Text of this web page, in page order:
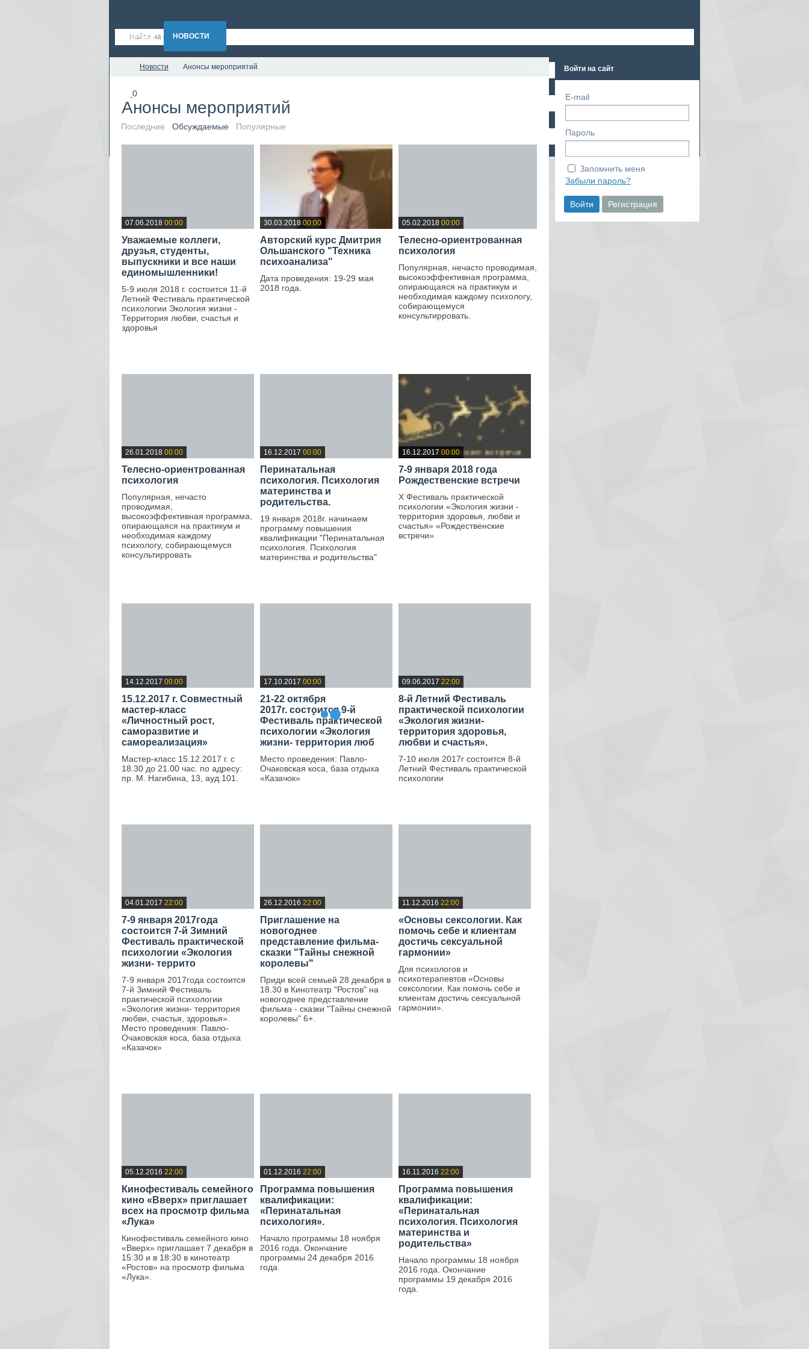
ГЛАВНАЯ НОВОСТИ
Новости Анонсы мероприятий
0
Анонсы мероприятий
Последние Обсуждаемые Популярные
07.06.2018 00:00
Уважаемые коллеги,
друзья, студенты,
выпускники и все наши
единомышленники!
5-9 июля 2018 г. состоится 11-й
Летний Фестиваль практической
психологии Экология жизни -
Территория любви, счастья и
здоровья
30.03.2018 00:00
Авторский курс Дмитрия
Ольшанского "Техника
психоанализа"
Дата проведения: 19-29 мая
2018 года.
05.02.2018 00:00
Телесно-ориентрованная
психология
Популярная, нечасто проводимая,
высокоэффективная программа,
опирающаяся на практикум и
необходимая каждому психологу,
собирающемуся
консультирровать.
26.01.2018 00:00
Телесно-ориентрованная
психология
Популярная, нечасто
проводимая,
высокоэффективная программа,
опирающаяся на практикум и
необходимая каждому
психологу, собирающемуся
консультирровать
16.12.2017 00:00
Перинатальная
психология. Психология
материнства и
родительства.
19 января 2018г. начинаем
программу повышения
квалификации "Перинатальная
психология. Психология
материнства и родительства"
16.12.2017 00:00
7-9 января 2018 года
Рождественские встречи
X Фестиваль практической
психологии «Экология жизни ‑
территория здоровья, любви и
счастья» «Рождественские
встречи»
14.12.2017 00:00
15.12.2017 г. Совместный
мастер-класс
«Личностный рост,
саморазвитие и
самореализация»
Мастер-класс 15.12.2017 г. с
18.30 до 21.00 час. по адресу:
пр. М. Нагибина, 13, ауд.101.
17.10.2017 00:00
21-22 октября
2017г. состоится 9-й
Фестиваль практической
психологии «Экология
жизни- территория люб
Место проведения: Павло-
Очаковская коса, база отдыха
«Казачок»
09.06.2017 22:00
8-й Летний Фестиваль
практической психологии
«Экология жизни-
территория здоровья,
любви и счастья».
7-10 июля 2017г состоится 8-й
Летний Фестиваль практической
психологии
04.01.2017 22:00
7-9 января 2017года
состоится 7-й Зимний
Фестиваль практической
психологии «Экология
жизни- террито
7-9 января 2017года состоится
7-й Зимний Фестиваль
практической психологии
«Экология жизни- территория
любви, счастья, здоровья».
Место проведения: Павло-
Очаковская коса, база отдыха
«Казачок»
26.12.2016 22:00
Приглашение на
новогоднее
представление фильма-
сказки "Тайны снежной
королевы"
Приди всей семьей 28 декабря в
18.30 в Кинотеатр "Ростов" на
новогоднее представление
фильма - сказки "Тайны снежной
королевы" 6+.
11.12.2016 22:00
«Основы сексологии. Как
помочь себе и клиентам
достичь сексуальной
гармонии»
Для психологов и
психотерапевтов «Основы
сексологии. Как помочь себе и
клиентам достичь сексуальной
гармонии».
05.12.2016 22:00
Кинофестиваль семейного
кино «Вверх» приглашает
всех на просмотр фильма
«Лука»
Кинофестиваль семейного кино
«Вверх» приглашает 7 декабря в
15:30 и в 18:30 в кинотеатр
«Ростов» на просмотр фильма
«Лука».
01.12.2016 22:00
Программа повышения
квалификации:
«Перинатальная
психология».
Начало программы 18 ноября
2016 года. Окончание
программы 24 декабря 2016
года.
16.11.2016 22:00
Программа повышения
квалификации:
«Перинатальная
психология. Психология
материнства и
родительства»
Начало программы 18 ноября
2016 года. Окончание
программы 19 декабря 2016
года.
Войти на сайт
E-mail
Пароль
Запомнить меня
Забыли пароль?